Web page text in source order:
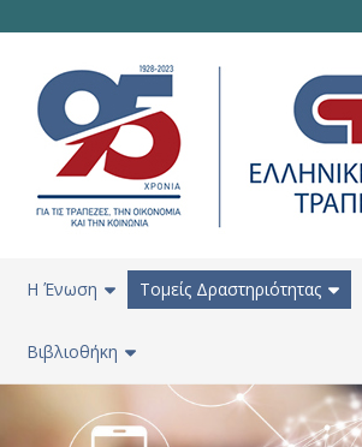
H Ένωση Τομείς Δραστηριότητας
Βιβλιοθήκη